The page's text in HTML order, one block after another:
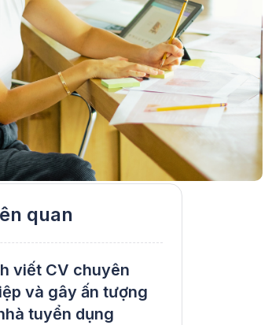
quan
viết CV chuyên
và gây ấn tượng
tuyển dụng